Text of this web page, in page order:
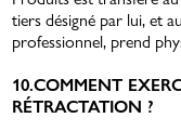
tiers désigné par lui, et
professionnel, prend
10.COMMENT
RÉTRACTATION ?